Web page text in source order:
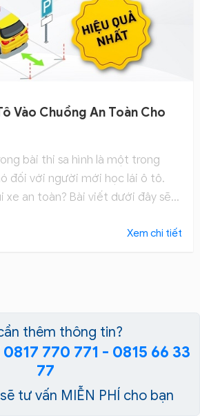
Vào Chuồng An Toàn Cho
đối với người mới học lái ô tô.
xe an toàn? Bài viết dưới đây sẽ
Xem chi tiết
thêm thông tin?
0817 770 771 - 0815 66 33
77
tư vấn MIỄN PHÍ cho bạn